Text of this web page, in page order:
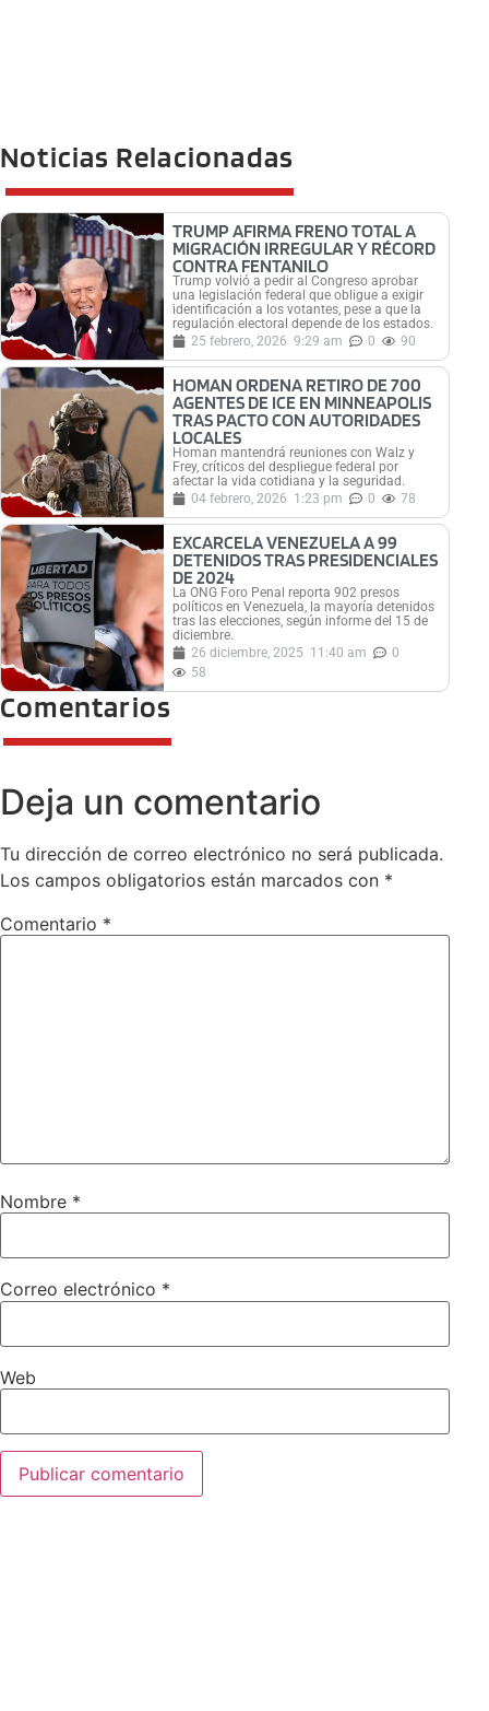
Noticias Relacionadas
TRUMP AFIRMA FRENO TOTAL A
MIGRACIÓN IRREGULAR Y RÉCORD
CONTRA FENTANILO
Trump volvió a pedir al Congreso aprobar
una legislación federal que obligue a exigir
identificación a los votantes, pese a que la
regulación electoral depende de los estados.
25 febrero, 2026 9:29 am 0 90
HOMAN ORDENA RETIRO DE 700
AGENTES DE ICE EN MINNEAPOLIS
TRAS PACTO CON AUTORIDADES
LOCALES
Homan mantendrá reuniones con Walz y
Frey, críticos del despliegue federal por
afectar la vida cotidiana y la seguridad.
04 febrero, 2026 1:23 pm 0 78
EXCARCELA VENEZUELA A 99
DETENIDOS TRAS PRESIDENCIALES
DE 2024
La ONG Foro Penal reporta 902 presos
políticos en Venezuela, la mayoría detenidos
tras las elecciones, según informe del 15 de
diciembre.
26 diciembre, 2025 11:40 am
0
58
Comentarios
Deja un comentario
Tu dirección de correo electrónico no será publicada.
Los campos obligatorios están marcados con *
Comentario *
Nombre *
Correo electrónico *
Web